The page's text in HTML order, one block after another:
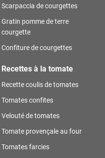
Scarpaccia de courgettes
Gratin pomme de terre
courgette
Confiture de courgettes
Recettes à la tomate
Recette coulis de tomates
Tomates confites
Velouté de tomates
Tomate provençale au four
Tomates farcies